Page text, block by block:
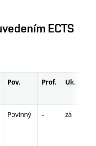
ECTS
Pov. Prof. Uk.
Povinný - zá